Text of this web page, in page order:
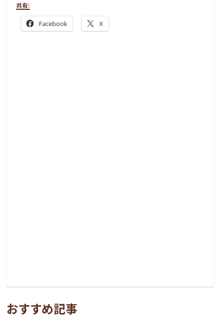
共有:
Facebook X
おすすめ記事